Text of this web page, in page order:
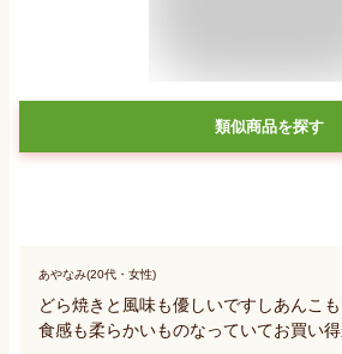
類似商品を探す
あやなみ(20代・女性)
どら焼きと風味も優しいですしあんこ
食感も柔らかいものなっていてお買い